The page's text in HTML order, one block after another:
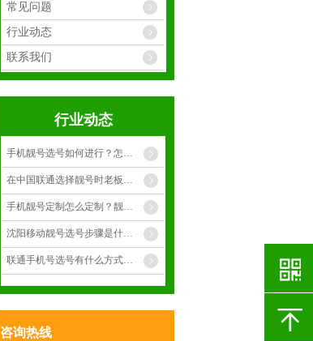
常见问题
行业动态
联系我们
行业动态
手机靓号选号如何进行？怎么才能选择到合适靓号？
在中国联通选择靓号时老板选择什么样的手靓号呢？
手机靓号定制怎么定制？靓号有多少种呢？
沈阳移动靓号选号步骤是什么呢？
联通手机号选号有什么方式呢？
咨询热线